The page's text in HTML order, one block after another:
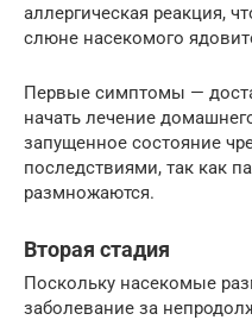
аллергическая реакция,
слюне насекомого
Первые симптомы —
начать лечение
запущенное состояние
последствиями, так как
размножаются.
Вторая стадия
Поскольку насекомые
заболевание за